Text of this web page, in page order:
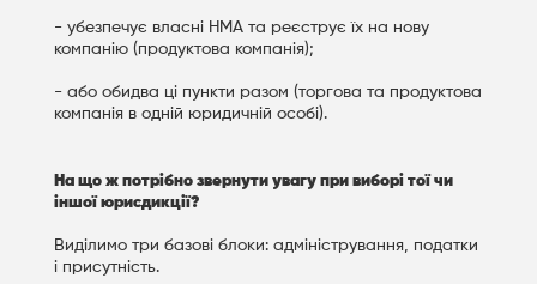
- убезпечує власні НМА та реєструє їх на нову
компанію (продуктова компанія);
- або обидва ці пункти разом (торгова та продуктова
компанія в одній юридичній особі).
На що ж потрібно звернути увагу при виборі тої чи
іншої юрисдикції?
Виділимо три базові блоки: адміністрування, податки
і присутність.